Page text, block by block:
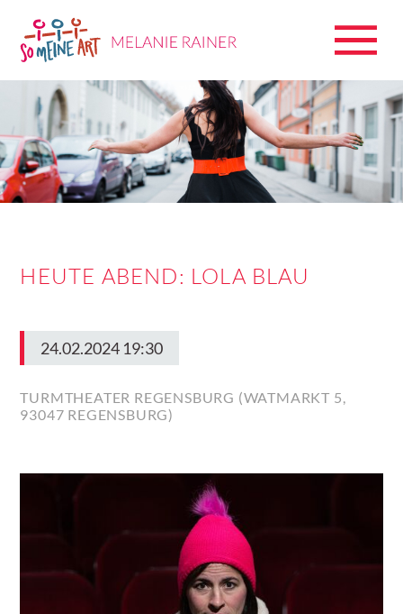
HEUTE ABEND: LOLA BLAU
24.02.2024 19:30
TURMTHEATER REGENSBURG (WATMARKT 5,
93047 REGENSBURG)